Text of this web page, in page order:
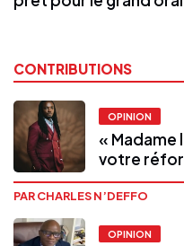
CONTRIBUTIONS
OPINION
« Madame
votre
PAR CHARLES N’DEFFO
OPINION